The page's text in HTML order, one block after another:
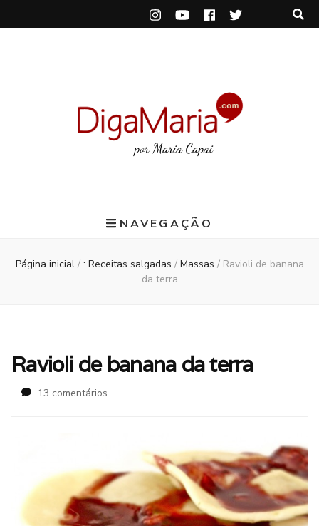
NAVEGAÇÃO
Página inicial / : Receitas salgadas / Massas / Ravioli de banana
da terra
Ravioli de banana da terra
13 comentários
terra